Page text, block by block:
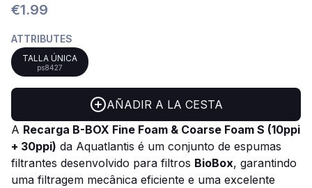
€1.99
ATTRIBUTES
TALLA ÚNICA
ps8427
AÑADIR A LA CESTA
A Recarga B-BOX Fine Foam & Coarse Foam S (10ppi
+ 30ppi) da Aquatlantis é um conjunto de espumas
filtrantes desenvolvido para filtros BioBox, garantindo
uma filtragem mecânica eficiente e uma excelente